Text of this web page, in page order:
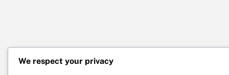
We respect your privacy